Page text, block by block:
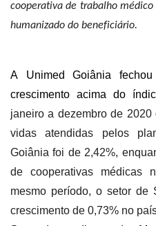
cooperativa de trabalho médico
humanizado do beneficiário.
A Unimed Goiânia
crescimento acimado
janeiro a dezembro de
vidas atendidas pelos
Goiânia foi de 2,42%,
de cooperativas médicas
mesmo período, o setor de
crescimento de 0,73% no